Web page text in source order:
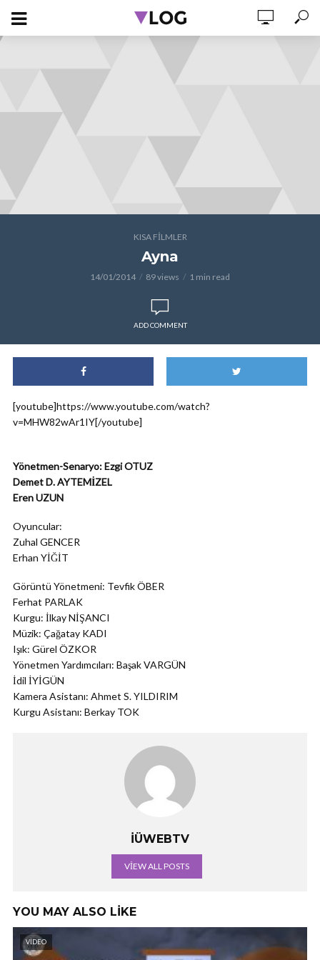
KISA FILMLER
Ayna
14/01/2014 89 views 1 min read
ADD COMMENT
[youtube]https://www.youtube.com/watch?
v=MHW82wAr1IY[/youtube]
Yönetmen-Senaryo: Ezgi OTUZ
Demet D. AYTEMİZEL
Eren UZUN
Oyuncular:
Zuhal GENCER
Erhan YİĞİT
Görüntü Yönetmeni: Tevfik ÖBER
Ferhat PARLAK
Kurgu: İlkay NİŞANCI
Müzik: Çağatay KADI
Işık: Gürel ÖZKOR
Yönetmen Yardımcıları: Başak VARGÜN
İdil İYİGÜN
Kamera Asistanı: Ahmet S. YILDIRIM
Kurgu Asistanı: Berkay TOK
İÜWEBTV
VIEW ALL POSTS
YOU MAY ALSO LIKE
VIDEO